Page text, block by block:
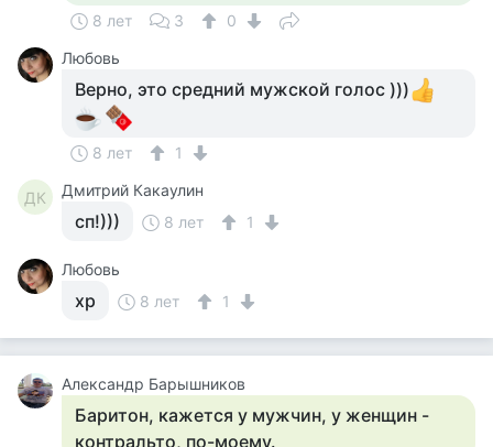
8 лет 3
0
Любовь
Верно, это средний мужской голос )))
8 лет 1
ДК Дмитрий Какаулин
сп!))) 8 лет 1
Любовь
хр 8 лет 1
Александр Барышников
Баритон, кажется у мужчин, у женщин -
контральто, по-моему.